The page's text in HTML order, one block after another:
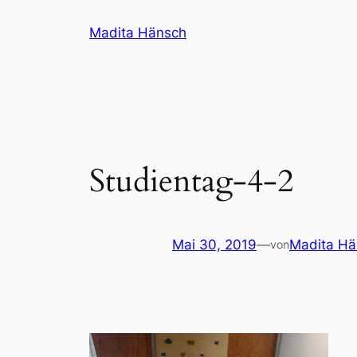
Madita Hänsch
Studientag-4-2
Mai 30, 2019—vonMadita